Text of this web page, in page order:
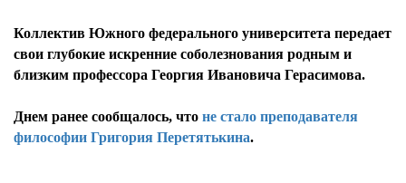
Коллектив Южного федерального университета передает
свои глубокие искренние соболезнования родным и
близким профессора Георгия Ивановича Герасимова.
Днем ранее сообщалось, что не стало преподавателя
философии Григория Перетятькина.